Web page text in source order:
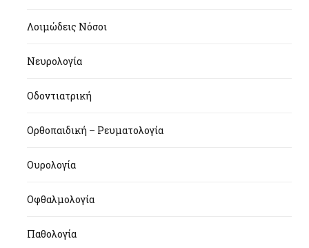
Λοιμώδεις Νόσοι
Νευρολογία
Οδοντιατρική
Ορθοπαιδική – Ρευματολογία
Ουρολογία
Οφθαλμολογία
Παθολογία